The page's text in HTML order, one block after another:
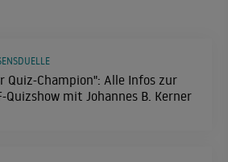
Quiz-Champion": Alle Infos zur
Quizshow mit Johannes B. Kerner